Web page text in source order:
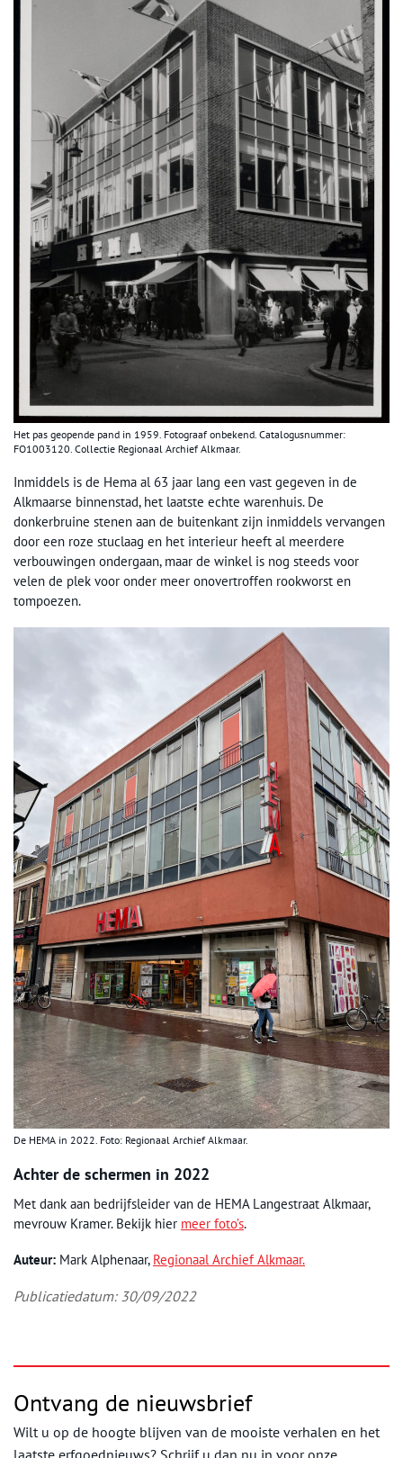
Het pas geopende pand in 1959. Fotograaf onbekend. Catalogusnummer:
FO1003120. Collectie Regionaal Archief Alkmaar.
Inmiddels is de Hema al 63 jaar lang een vast gegeven in de
Alkmaarse binnenstad, het laatste echte warenhuis. De
donkerbruine stenen aan de buitenkant zijn inmiddels vervangen
door een roze stuclaag en het interieur heeft al meerdere
verbouwingen ondergaan, maar de winkel is nog steeds voor
velen de plek voor onder meer onovertroffen rookworst en
tompoezen.
De HEMA in 2022. Foto: Regionaal Archief Alkmaar.
Achter de schermen in 2022
Met dank aan bedrijfsleider van de HEMA Langestraat Alkmaar,
mevrouw Kramer. Bekijk hier meer foto’s.
Auteur: Mark Alphenaar, Regionaal Archief Alkmaar.
Publicatiedatum: 30/09/2022
Ontvang de nieuwsbrief
Wilt u op de hoogte blijven van de mooiste verhalen en het